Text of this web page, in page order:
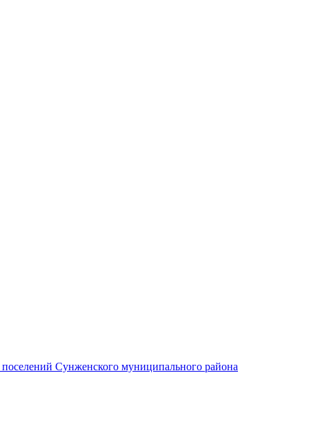
Сунженского муниципального района